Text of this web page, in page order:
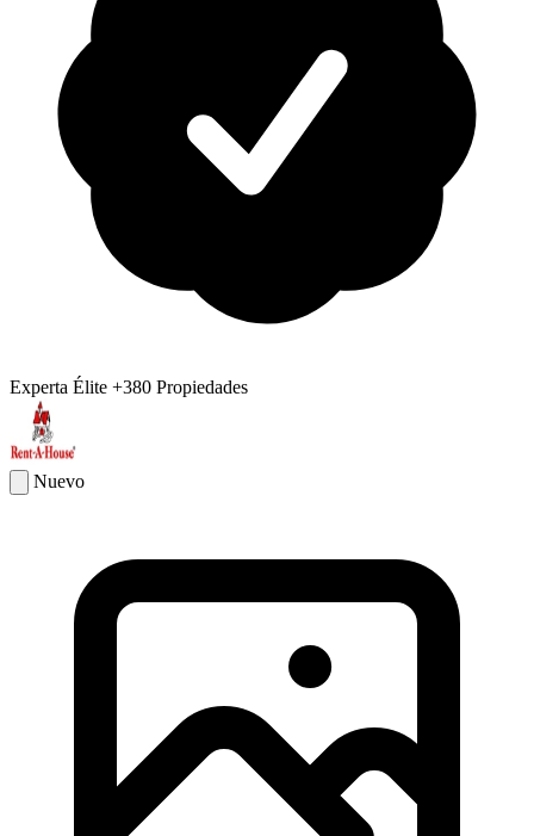
Experta Élite +380 Propiedades
Nuevo